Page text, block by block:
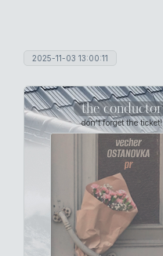
2025-11-03 13:00:11
the conductor
don't forget the ticket!